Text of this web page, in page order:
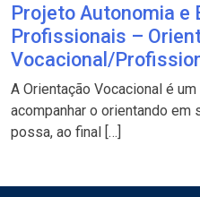
Projeto Autonomia e
Profissionais –
Vocacional/
A Orientação Vocacional é
acompanhar o orientando
possa, ao final […]